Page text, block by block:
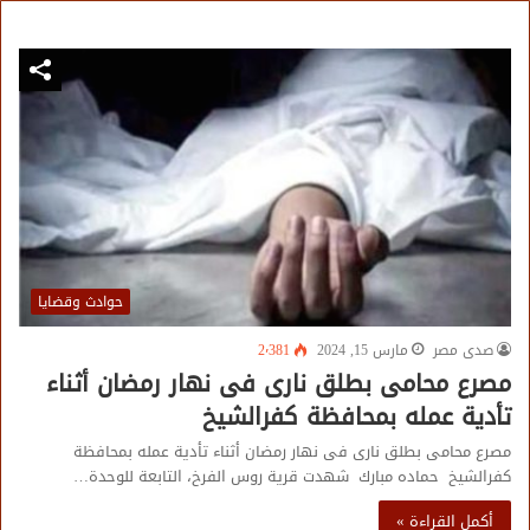
حوادث وقضايا
صدى مصر
مارس 15, 2024 2٬381
مصرع محامى بطلق نارى فى نهار رمضان أثناء
تأدية عمله بمحافظة كفرالشيخ
مصرع محامى بطلق نارى فى نهار رمضان أثناء تأدية عمله بمحافظة
كفرالشيخ حماده مبارك شهدت قرية روس الفرخ، التابعة للوحدة…
أكمل القراءة »